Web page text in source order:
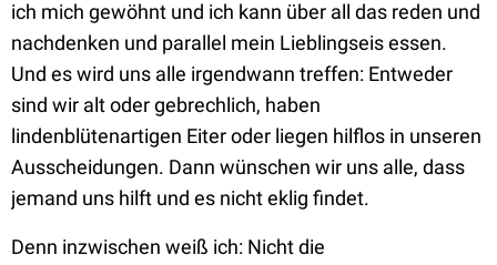
ich mich gewöhnt und ich kann über all das reden und
nachdenken und parallel mein Lieblingseis essen.
Und es wird uns alle irgendwann treffen: Entweder
sind wir alt oder gebrechlich, haben
lindenblütenartigen Eiter oder liegen hilflos in unseren
Ausscheidungen. Dann wünschen wir uns alle, dass
jemand uns hilft und es nicht eklig findet.
Denn inzwischen weiß ich: Nicht die